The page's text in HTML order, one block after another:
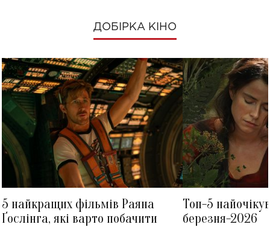
ДОБІРКА КІНО
5 найкращих фільмів Раяна
Ґослінга, які варто побачити
Топ-5
березня-2026